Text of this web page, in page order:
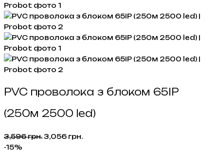
PVC проволока з блоком 65IP
(250м 2500 led)
3,596грн.Оригінальна
3,056 грн.
-15%